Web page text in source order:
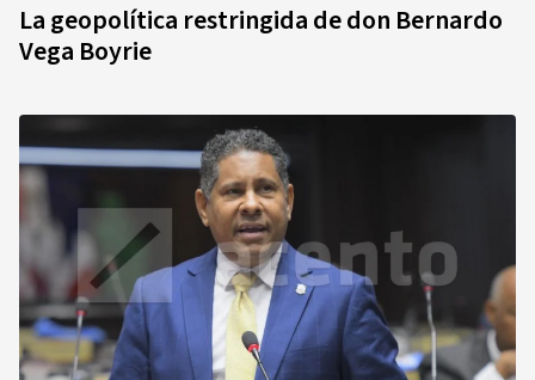
La geopolítica restringida de don Bernardo
Vega Boyrie